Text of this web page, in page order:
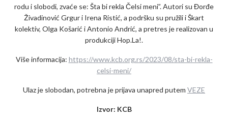
rodu i slobodi, zvaće se: Šta bi rekla Čelsi meni”. Autori su Đorđe
Živadinović Grgur i Irena Ristić, a podršku su pružili i Škart
kolektiv, Olga Košarić i Antonio Andrić, a pretres je realizovan u
produkciji Hop.La!.
Više informacija: https://www.kcb.org.rs/2023/08/sta-bi-rekla-
celsi-meni/
Ulaz je slobodan, potrebna je prijava unapred putem VEZE
Izvor: KCB